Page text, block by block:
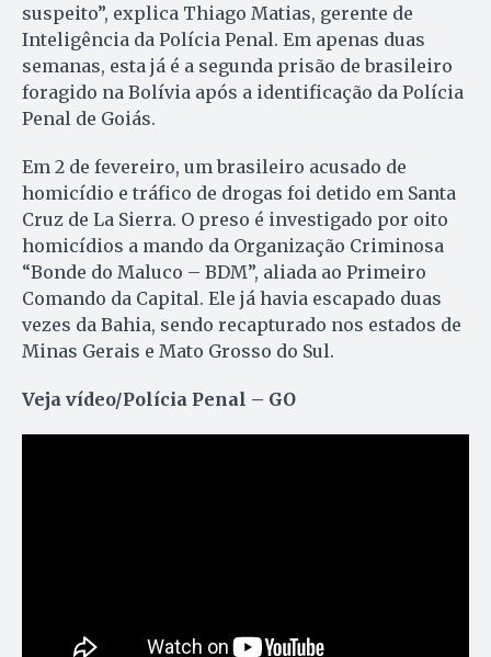
suspeito”, explica Thiago Matias, gerente de
Inteligência da Polícia Penal. Em apenas duas
semanas, esta já é a segunda prisão de brasileiro
foragido na Bolívia após a identificação da Polícia
Penal de Goiás.
Em 2 de fevereiro, um brasileiro acusado de
homicídio e tráfico de drogas foi detido em Santa
Cruz de La Sierra. O preso é investigado por oito
homicídios a mando da Organização Criminosa
“Bonde do Maluco – BDM”, aliada ao Primeiro
Comando da Capital. Ele já havia escapado duas
vezes da Bahia, sendo recapturado nos estados de
Minas Gerais e Mato Grosso do Sul.
Veja vídeo/Polícia Penal – GO